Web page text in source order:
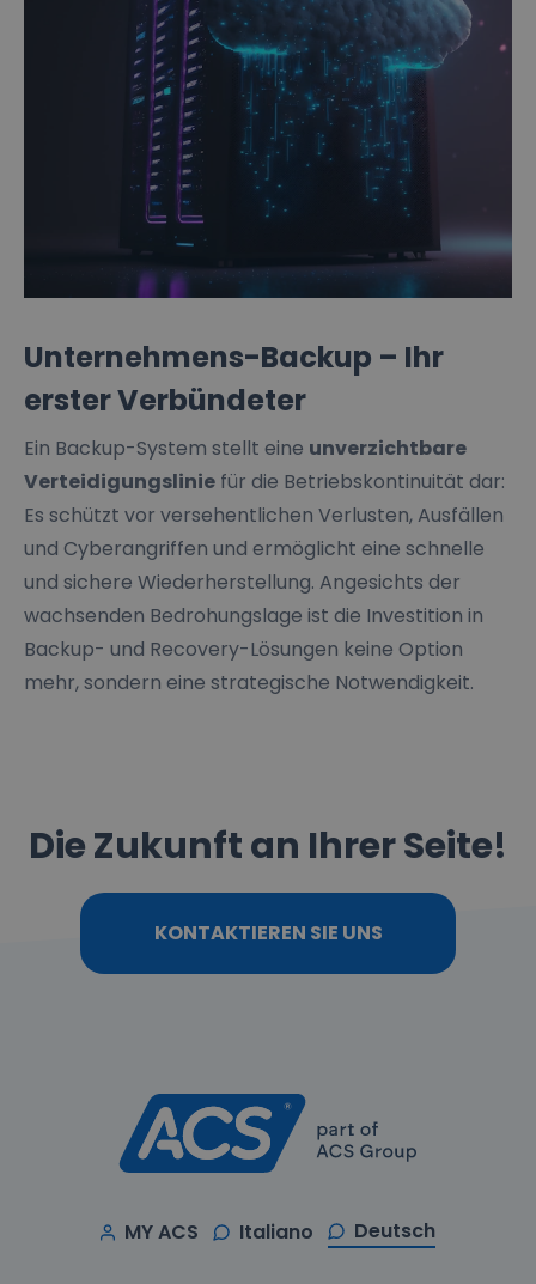
Unternehmens-Backup – Ihr
erster Verbündeter
Ein Backup-System stellt eine unverzichtbare
Verteidigungslinie für die Betriebskontinuität dar:
Es schützt vor versehentlichen Verlusten, Ausfällen
und Cyberangriffen und ermöglicht eine schnelle
und sichere Wiederherstellung. Angesichts der
wachsenden Bedrohungslage ist die Investition in
Backup- und Recovery-Lösungen keine Option
mehr, sondern eine strategische Notwendigkeit.
Die Zukunft an Ihrer Seite!
KONTAKTIEREN SIE UNS
MY ACS Italiano Deutsch